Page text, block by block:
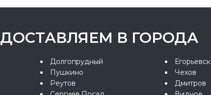
ДОСТАВЛЯЕМ В ГОРОДА
Долгопрудный
Пушкино
Реутов
Егорьевск
Чехов
Дмитров